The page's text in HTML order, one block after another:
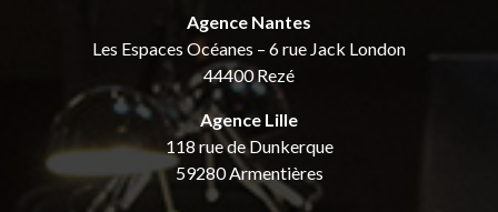
Agence Nantes
Les Espaces Océanes – 6 rue Jack London
44400 Rezé
Agence Lille
118 rue de Dunkerque
59280 Armentières